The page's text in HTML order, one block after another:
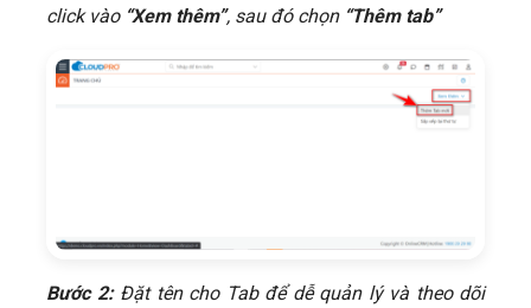
click vào “Xem thêm”, sau đó chọn “Thêm tab”
Bước 2: Đặt tên cho Tab để dễ quản lý và theo dõi